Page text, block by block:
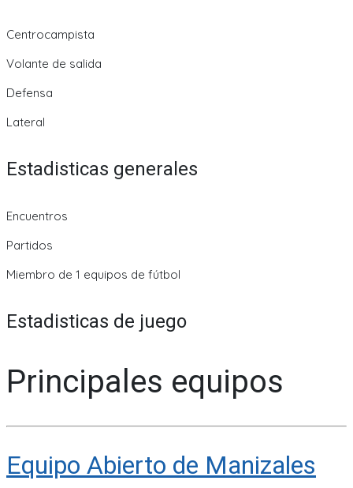
Centrocampista
Volante de salida
Defensa
Lateral
Estadisticas generales
Encuentros
Partidos
Miembro de 1 equipos de fútbol
Estadisticas de juego
Principales equipos
Equipo Abierto de Manizales